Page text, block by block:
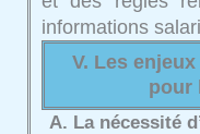
informations
V. Les
pour
A. La nécessité